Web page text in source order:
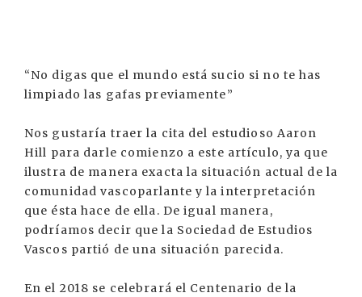
“No digas que el mundo está sucio si no te has
limpiado las gafas previamente”
Nos gustaría traer la cita del estudioso Aaron
Hill para darle comienzo a este artículo, ya que
ilustra de manera exacta la situación actual de la
comunidad vascoparlante y la interpretación
que ésta hace de ella. De igual manera,
podríamos decir que la Sociedad de Estudios
Vascos partió de una situación parecida.
En el 2018 se celebrará el Centenario de la